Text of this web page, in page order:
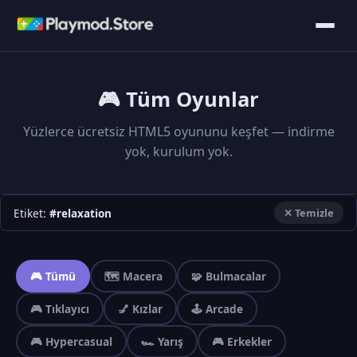
🎮 Tüm Oyunlar
Yüzlerce ücretsiz HTML5 oyununu keşfet — indirme
yok, kurulum yok.
Etiket: #relaxation ✕ Temizle
🎮 Tümü 🗺️ Macera 🧩 Bulmacalar
🎮 Tıklayıcı 💅 Kızlar 🕹️ Arcade
🎮 Hypercasual 🏎️ Yarış 🎮 Erkekler